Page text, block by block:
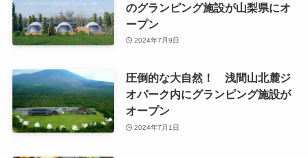
のグランピング施設が山梨県にオ
ープン
2024年7月9日
圧倒的な大自然！ 浅間山北麓ジ
オパーク内にグランピング施設が
オープン
2024年7月1日